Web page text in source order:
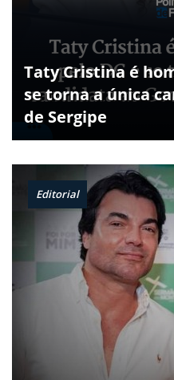
Taty Cristina é
se torna a única
de Sergipe
Editorial